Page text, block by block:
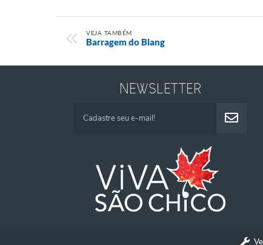
VEJA TAMBÉM
Barragem do Blang
NEWSLETTER